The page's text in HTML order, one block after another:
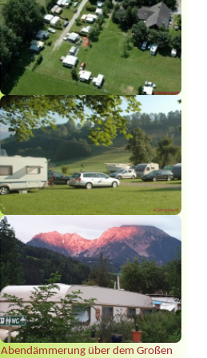
Abendämmerung über dem Großen